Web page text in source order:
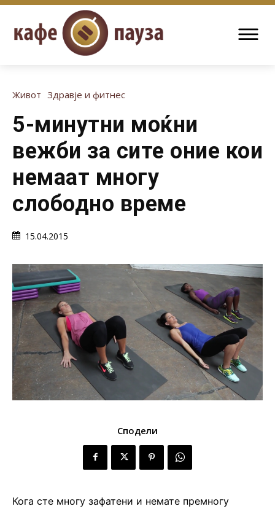
Живот Здравје и фитнес
5-минутни моќни
вежби за сите оние кои
немаат многу
слободно време
15.04.2015
Сподели
Кога сте многу зафатени и немате премногу